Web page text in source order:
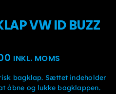
VW ID BUZZ
Prisinterval:
kr. 16.250kr. 13.000
til
INKL. MOMS
bagklap. Sættet indeholder
åbne og lukke bagklappen.